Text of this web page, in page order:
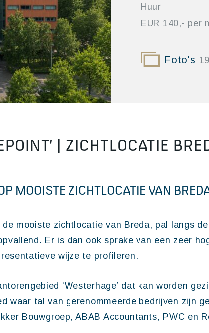
Huur
EUR 140,- per
Foto's 19
| ZICHTLOCATIE
MOOISTE ZICHTLOCATIE VAN
de mooiste zichtlocatie van Breda, pal langs
Er is dan ook sprake van een zeer
wijze te profileren.
‘Westerhage’ dat kan worden
waar tal van gerenommeerde bedrijven zijn
Bouwgroep, ABAB Accountants, PWC en